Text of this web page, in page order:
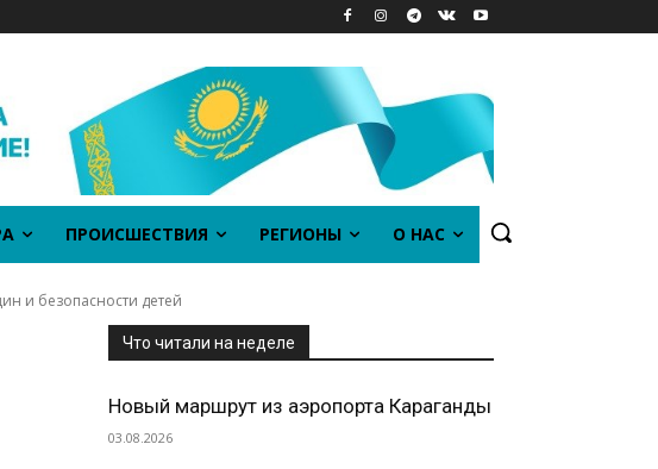
ПРОИСШЕСТВИЯ РЕГИОНЫ О НАС
и безопасности детей
Что читали на неделе
Новый маршрут из аэропорта Караганды
03.08.2026